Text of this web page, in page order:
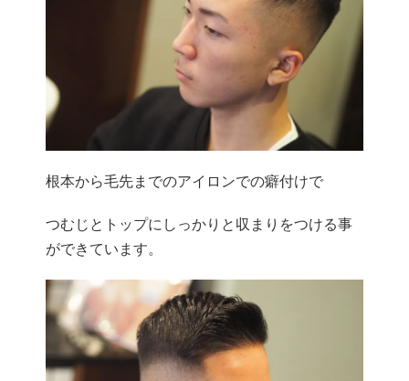
根本から毛先までのアイロンでの癖付けで
つむじとトップにしっかりと収まりをつける事
ができています。